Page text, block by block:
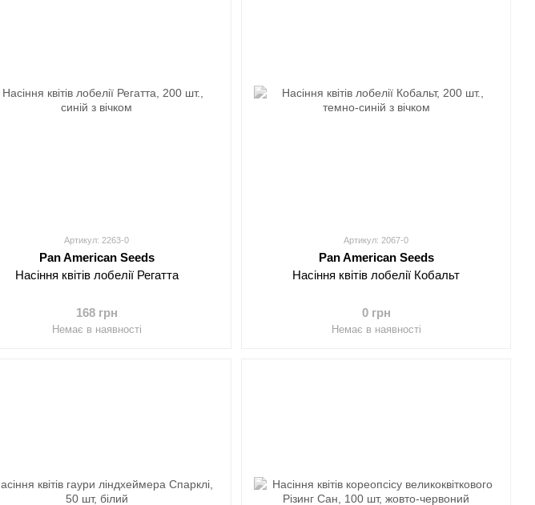
Артикул: 2263-0
Pan American Seeds
Насіння квітів лобелії Регатта
168 грн
Немає в наявності
Артикул: 2067-0
Pan American Seeds
Насіння квітів лобелії Кобальт
0 грн
Немає в наявності